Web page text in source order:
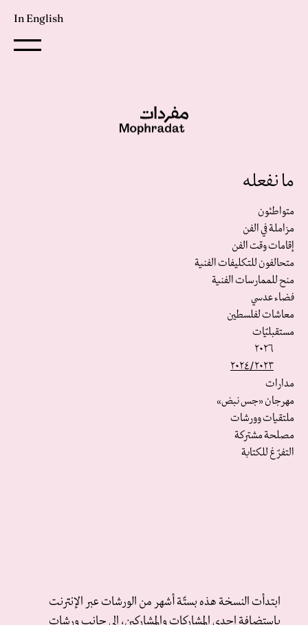
In English
ما نفعله
متواطئون
مزاملة في الفن
إقامات وقت الفن
متحالفون للتكليفات الفنية‎
منح للممارسات الفنية
فضاء عدسي
معاشات لفلسطين
مستقبليّات
٢٠٢٦
٢٠٢٤/٢٠٢٣
مدارات
مهرجان «جس نبض»
ملتقيات وورشات
مصلحة مشتركة
التفرّغ للكتابة
ابتدأت النسخة هذه بستّة أشهر من الورشات عبر الإنترنت
باستضافة إحدى المشاركات والمشاركين، إلى جانب ورشات